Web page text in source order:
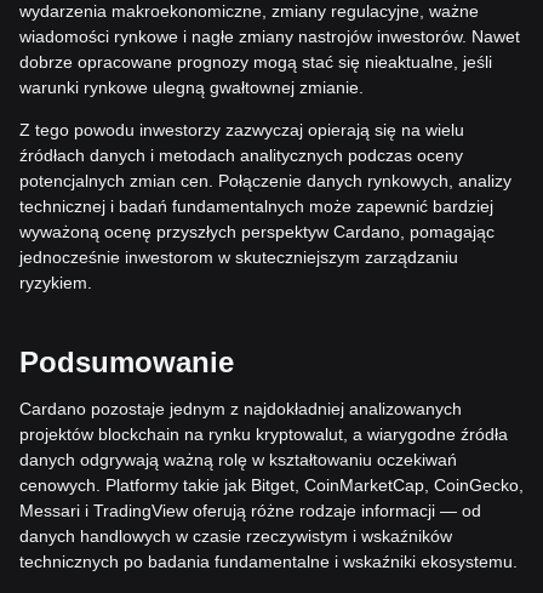
wydarzenia makroekonomiczne, zmiany regulacyjne, ważne
wiadomości rynkowe i nagłe zmiany nastrojów inwestorów. Nawet
dobrze opracowane prognozy mogą stać się nieaktualne, jeśli
warunki rynkowe ulegną gwałtownej zmianie.
Z tego powodu inwestorzy zazwyczaj opierają się na wielu
źródłach danych i metodach analitycznych podczas oceny
potencjalnych zmian cen. Połączenie danych rynkowych, analizy
technicznej i badań fundamentalnych może zapewnić bardziej
wyważoną ocenę przyszłych perspektyw Cardano, pomagając
jednocześnie inwestorom w skuteczniejszym zarządzaniu
ryzykiem.
Podsumowanie
Cardano pozostaje jednym z najdokładniej analizowanych
projektów blockchain na rynku kryptowalut, a wiarygodne źródła
danych odgrywają ważną rolę w kształtowaniu oczekiwań
cenowych. Platformy takie jak Bitget, CoinMarketCap, CoinGecko,
Messari i TradingView oferują różne rodzaje informacji — od
danych handlowych w czasie rzeczywistym i wskaźników
technicznych po badania fundamentalne i wskaźniki ekosystemu.